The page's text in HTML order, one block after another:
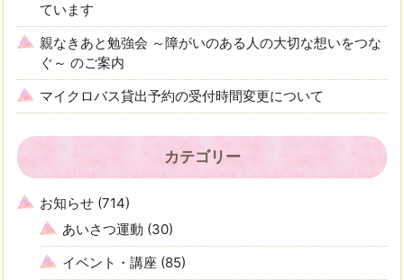
ています
親なきあと勉強会 ～障がいのある人の大切な想いをつな
ぐ～ のご案内
マイクロバス貸出予約の受付時間変更について
カテゴリー
お知らせ (714)
あいさつ運動 (30)
イベント・講座 (85)